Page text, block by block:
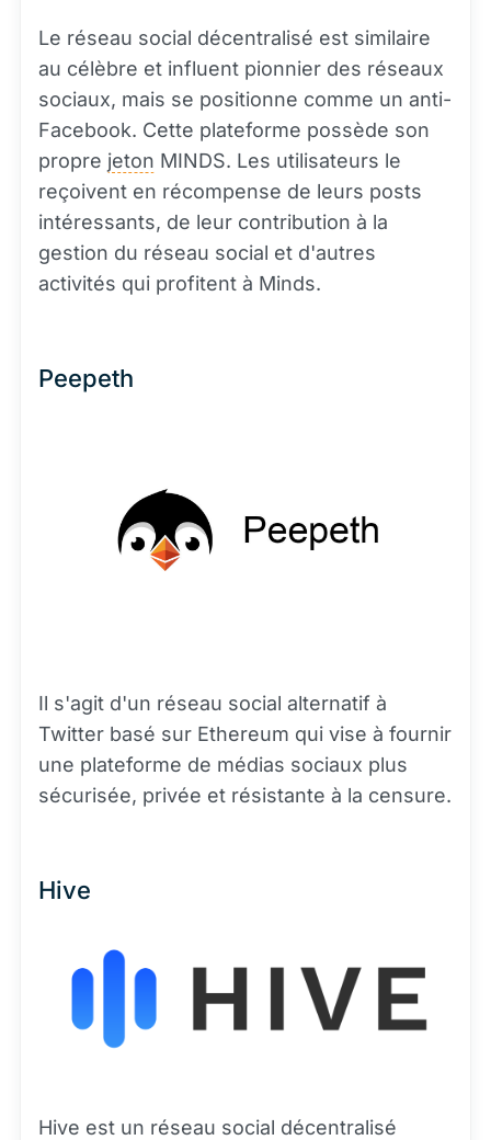
Le réseau social décentralisé est similaire
au célèbre et influent pionnier des réseaux
sociaux, mais se positionne comme un anti-
Facebook. Cette plateforme possède son
propre jeton MINDS. Les utilisateurs le
reçoivent en récompense de leurs posts
intéressants, de leur contribution à la
gestion du réseau social et d'autres
activités qui profitent à Minds.
Peepeth
Il s'agit d'un réseau social alternatif à
Twitter basé sur Ethereum qui vise à fournir
une plateforme de médias sociaux plus
sécurisée, privée et résistante à la censure.
Hive
Hive est un réseau social décentralisé